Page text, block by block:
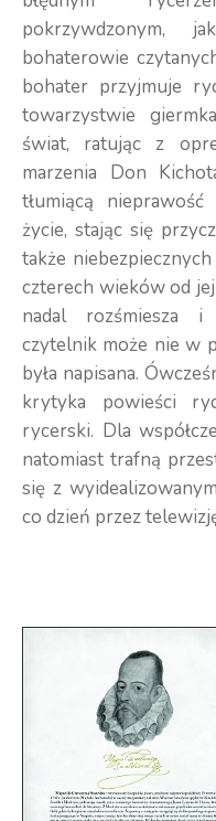
pokrzywdzonym,
bohaterowie
bohater przyjmuje
towarzystwie
świat, ratując z
marzenia Don
tłumiącą
życie, stając się
także
czterech wieków od
nadal rozśmiesza i
czytelnik może nie w
była napisana.
krytyka powieści
rycerski. Dla
natomiast trafną
się z
co dzień przez